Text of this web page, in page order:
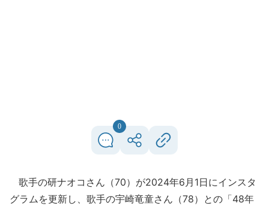
0
歌手の研ナオコさん（70）が2024年6月1日にインスタ
グラムを更新し、歌手の宇崎竜童さん（78）との「48年